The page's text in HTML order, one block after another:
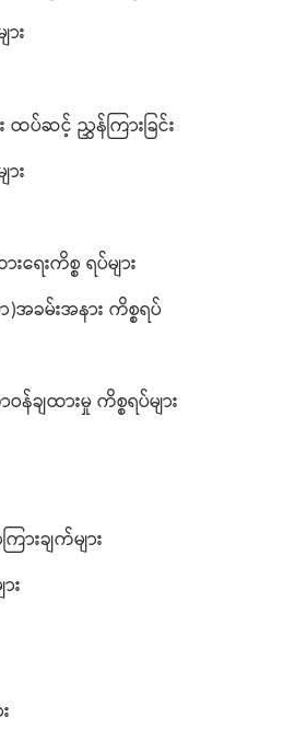
း
ပ်ဆင့် ညွှန်ကြားခြင်း
း
ရေးကိစ္စ ရပ်များ
အခမ်းအနား ကိစ္စရပ်
ျထားမှု ကိစ္စရပ်များ
းချက်များ
း